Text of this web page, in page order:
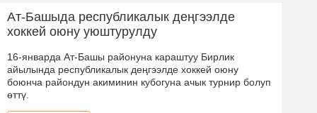
Ат-Башыда республикалык деңгээлде
хоккей оюну уюштурулду
16-январда Ат-Башы районуна караштуу Бирлик
айылында республикалык деңгээлде хоккей оюну
боюнча райондун акиминин кубогуна ачык турнир болуп
өттү.